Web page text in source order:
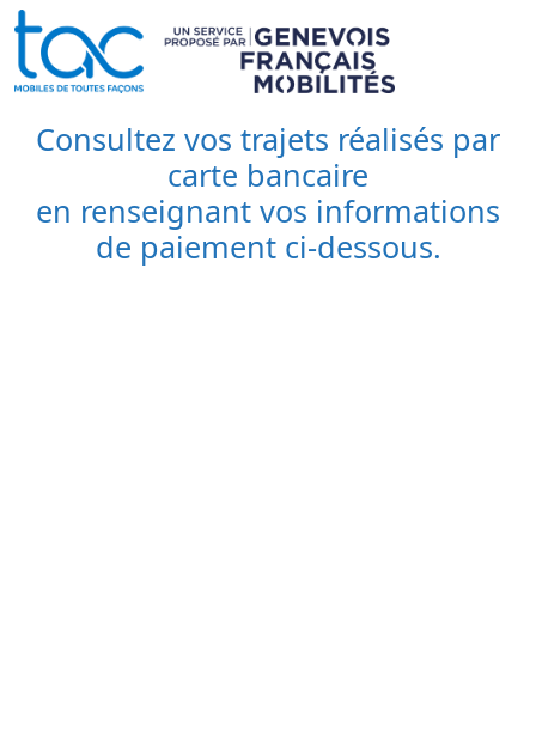
Consultez vos trajets réalisés par
carte bancaire
en renseignant vos informations
de paiement ci-dessous.